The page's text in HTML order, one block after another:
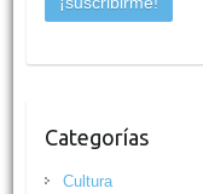
Categorías
Cultura